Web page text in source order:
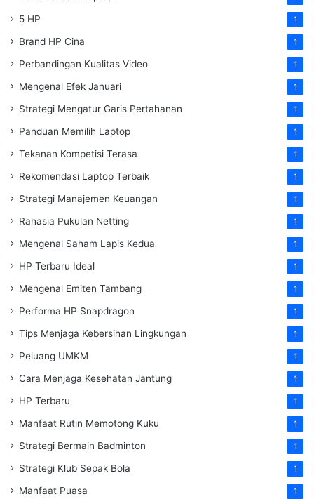
5 HP 1
Brand HP Cina 1
Perbandingan Kualitas Video 1
Mengenal Efek Januari 1
Strategi Mengatur Garis Pertahanan 1
Panduan Memilih Laptop 1
Tekanan Kompetisi Terasa 1
Rekomendasi Laptop Terbaik 1
Strategi Manajemen Keuangan 1
Rahasia Pukulan Netting 1
Mengenal Saham Lapis Kedua 1
HP Terbaru Ideal 1
Mengenal Emiten Tambang 1
Performa HP Snapdragon 1
Tips Menjaga Kebersihan Lingkungan 1
Peluang UMKM 1
Cara Menjaga Kesehatan Jantung 1
HP Terbaru 1
Manfaat Rutin Memotong Kuku 1
Strategi Bermain Badminton 1
Strategi Klub Sepak Bola 1
Manfaat Puasa 1